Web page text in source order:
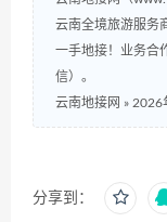
云南全境旅游服务
一手地接！业务合
信）。
云南地接网 » 2026
分享到：